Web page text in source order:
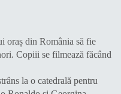
oraș din România să fie
Copiii se filmează făcând
la o catedrală pentru